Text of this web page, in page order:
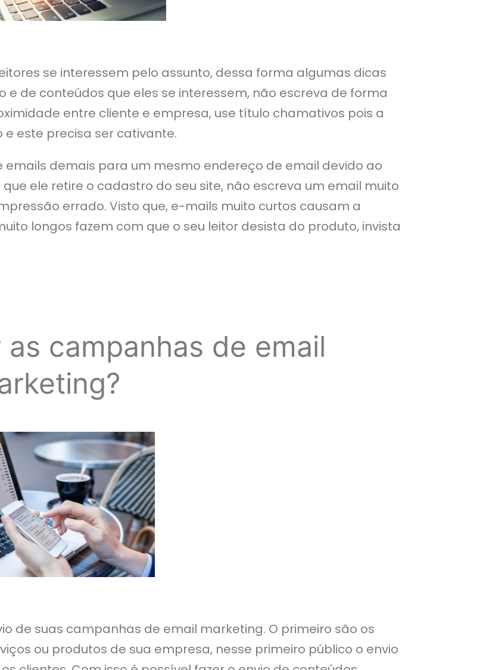
se interessem pelo assunto, dessa forma algumas dicas
de conteúdos que eles se interessem, não escreva de forma
entre cliente e empresa, use título chamativos pois a
e este precisa ser cativante.
demais para um mesmo endereço de email devido ao
ele retire o cadastro do seu site, não escreva um email muito
errado. Visto que, e-mails muito curtos causam a
longos fazem com que o seu leitor desista do produto, invista
campanhas de email
de suas campanhas de email marketing. O primeiro são os
ou produtos de sua empresa, nesse primeiro público o envio